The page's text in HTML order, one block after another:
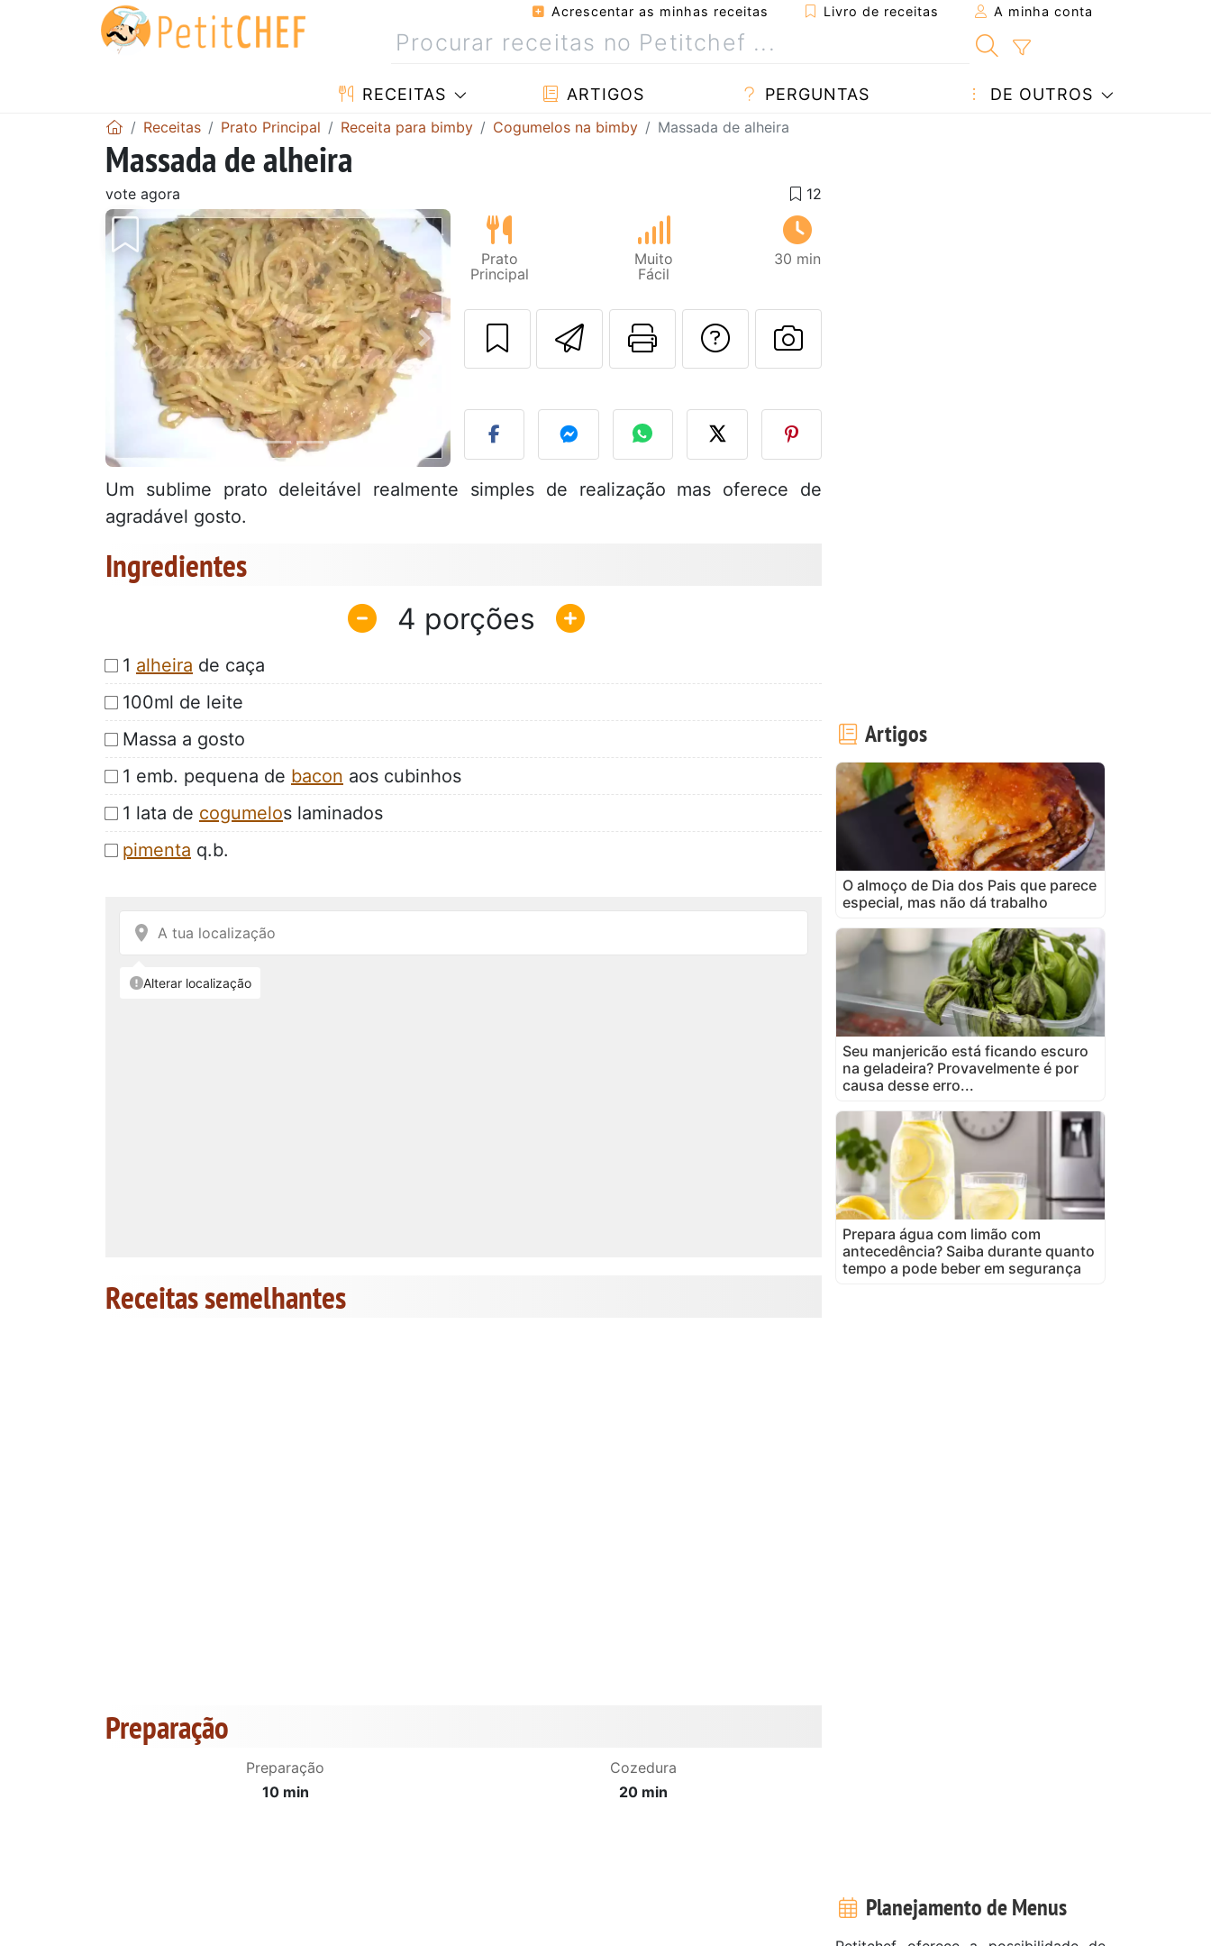
Acrescentar as minhas receitas Livro de receitas A minha conta
RECEITAS ARTIGOS PERGUNTAS DE OUTROS
Receitas Prato Principal Receita para bimby Cogumelos na bimby Massada de alheira
Massada de alheira
vote agora
Anterior Next
Prato
Principal
Muito
Fácil
30 min
Enviar esta receita a um amigo
Imprima esta página
Falar com o autor da receita
Fez esta receita? Compartilhe
Um sublime prato deleitável realmente simples de realização mas oferece de
agradável gosto.
Ingredientes
4
1 alheira de caça
100ml de leite
Massa a gosto
1 emb. pequena de bacon aos cubinhos
1 lata de cogumelos laminados
pimenta q.b.
Receitas semelhantes
Preparação
Preparação
10 min
Cozedura
20 min
Artigos
O almoço de Dia dos Pais que parece
especial, mas não dá trabalho
Seu manjericão está ficando escuro
na geladeira? Provavelmente é por
causa desse erro...
Prepara água com limão com
antecedência? Saiba durante quanto
tempo a pode beber em segurança
Planejamento de Menus